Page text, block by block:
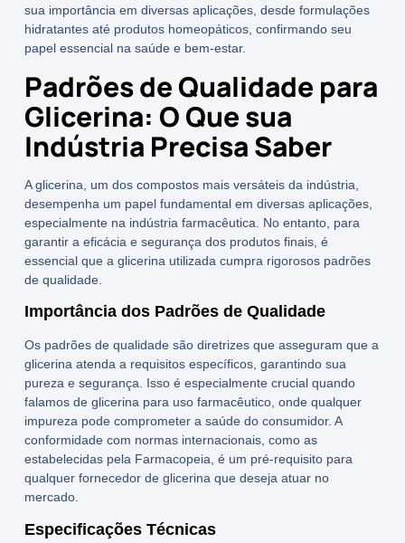
sua importância em diversas aplicações, desde formulações
hidratantes até produtos homeopáticos, confirmando seu
papel essencial na saúde e bem-estar.
Padrões de Qualidade para
Glicerina: O Que sua
Indústria Precisa Saber
A glicerina, um dos compostos mais versáteis da indústria,
desempenha um papel fundamental em diversas aplicações,
especialmente na indústria farmacêutica. No entanto, para
garantir a eficácia e segurança dos produtos finais, é
essencial que a glicerina utilizada cumpra rigorosos padrões
de qualidade.
Importância dos Padrões de Qualidade
Os padrões de qualidade são diretrizes que asseguram que a
glicerina atenda a requisitos específicos, garantindo sua
pureza e segurança. Isso é especialmente crucial quando
falamos de glicerina para uso farmacêutico, onde qualquer
impureza pode comprometer a saúde do consumidor. A
conformidade com normas internacionais, como as
estabelecidas pela Farmacopeia, é um pré-requisito para
qualquer fornecedor de glicerina que deseja atuar no
mercado.
Especificações Técnicas